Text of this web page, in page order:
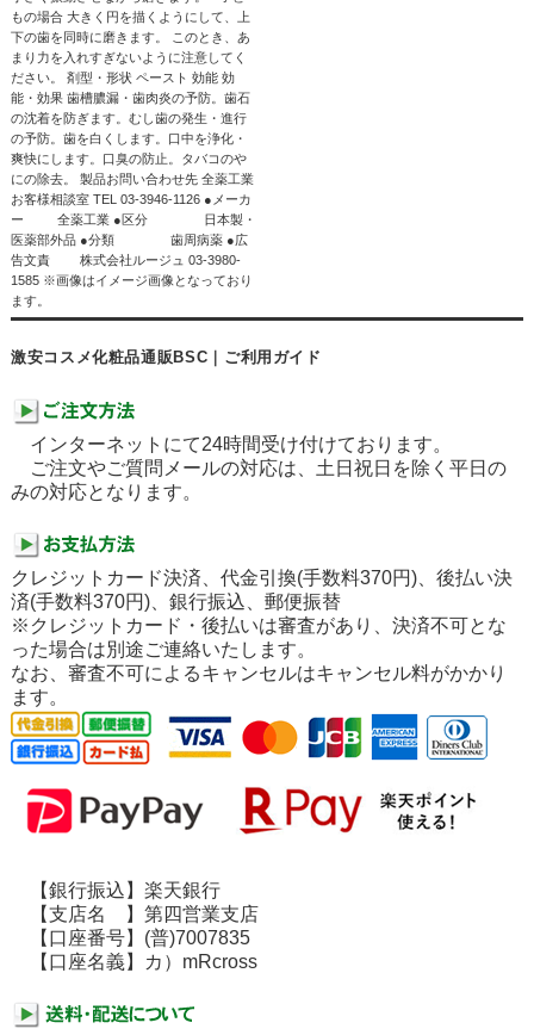
もの場合 大きく円を描くようにして、上
下の歯を同時に磨きます。 このとき、あ
まり力を入れすぎないように注意してく
ださい。 剤型・形状 ペースト 効能 効
能・効果 歯槽膿漏・歯肉炎の予防。歯石
の沈着を防ぎます。むし歯の発生・進行
の予防。歯を白くします。口中を浄化・
爽快にします。口臭の防止。タバコのや
にの除去。 製品お問い合わせ先 全薬工業
お客様相談室 TEL 03-3946-1126 ●メーカ
ー 全薬工業 ●区分 日本製・
医薬部外品 ●分類 歯周病薬 ●広
告文責 株式会社ルージュ 03-3980-
1585 ※画像はイメージ画像となっており
ます。
激安コスメ化粧品通販BSC｜ご利用ガイド
インターネットにて24時間受け付けております。
ご注文やご質問メールの対応は、土日祝日を除く平日の
みの対応となります。
クレジットカード決済、代金引換(手数料370円)、後払い決
済(手数料370円)、銀行振込、郵便振替
※クレジットカード・後払いは審査があり、決済不可とな
った場合は別途ご連絡いたします。
なお、審査不可によるキャンセルはキャンセル料がかかり
ます。
【銀行振込】楽天銀行
【支店名 】第四営業支店
【口座番号】(普)7007835
【口座名義】カ）mRcross